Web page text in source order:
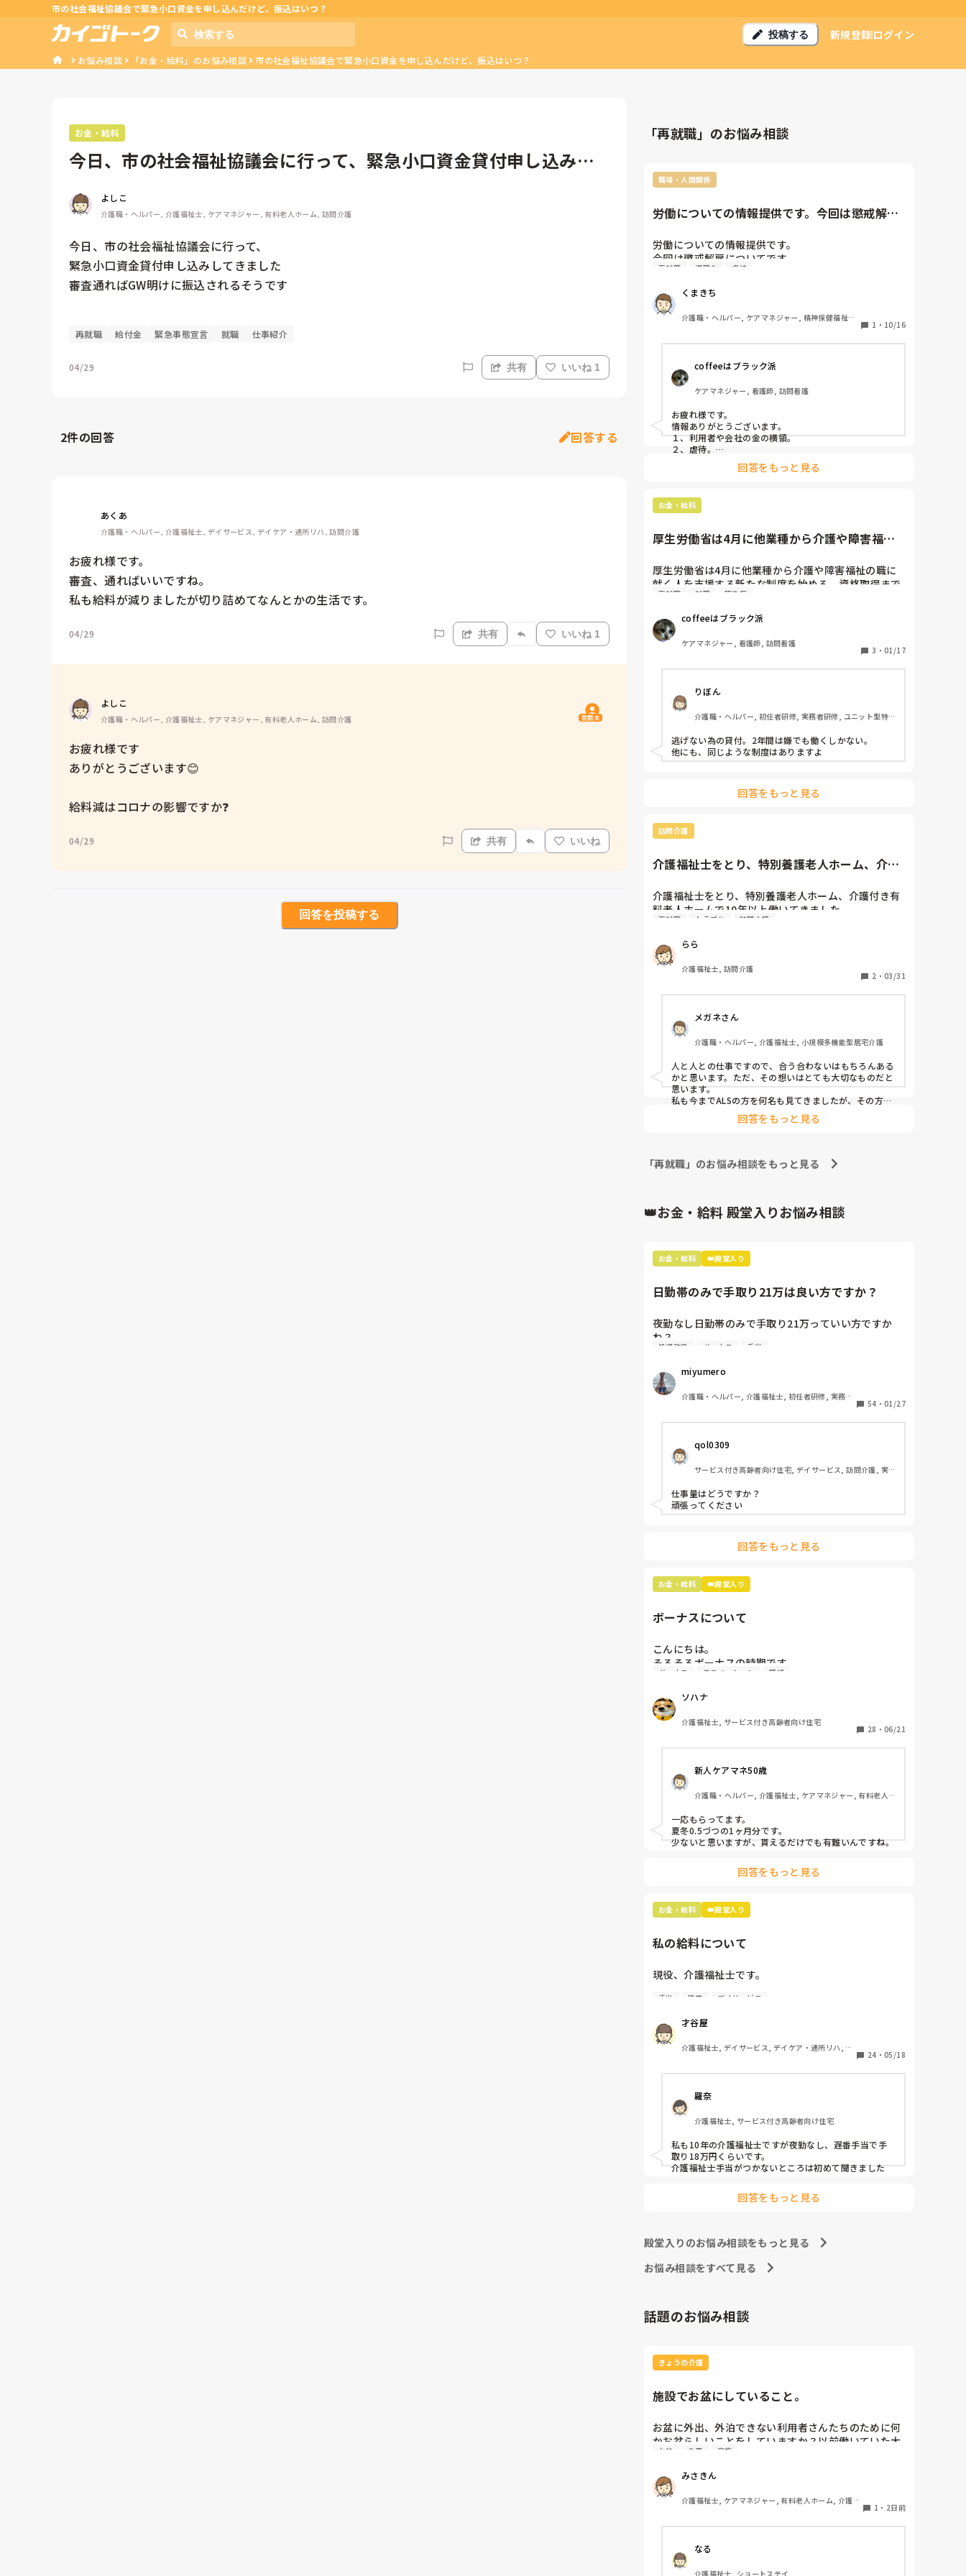
市の社会福祉協議会で緊急小口資金を申し込んだけど、振込はいつ？
投稿する 新規登録ログイン
お悩み相談 「お金・給料」のお悩み相談 市の社会福祉協議会で緊急小口資金を申し込んだけど、振込はいつ？
お金・給料
今日、市の社会福祉協議会に行って、緊急小口資金貸付申し込みし
よしこ
介護職・ヘルパー, 介護福祉士, ケアマネジャー, 有料老人ホーム, 訪問介護
今日、市の社会福祉協議会に行って、
緊急小口資金貸付申し込みしてきました
審査通ればGW明けに振込されるそうです
再就職 給付金 緊急事態宣言 就職 仕事紹介
04/29 共有 いいね 1
2件の回答 回答する
あくあ
介護職・ヘルパー, 介護福祉士, デイサービス, デイケア・通所リハ, 訪問介護
お疲れ様です。
審査、通ればいいですね。
私も給料が減りましたが切り詰めてなんとかの生活です。
04/29 共有 いいね 1
よしこ
介護職・ヘルパー, 介護福祉士, ケアマネジャー, 有料老人ホーム, 訪問介護 質問主
お疲れ様です
ありがとうございます😊
給料減はコロナの影響ですか❓
04/29 共有 いいね
回答を投稿する
「再就職」のお悩み相談
職場・人間関係
労働についての情報提供です。今回は懲戒解雇
労働についての情報提供です。
今回は懲戒解雇についてです。
懲戒解雇になると再就職がかなり
など不利益が大きいので普通解雇より
基準は厳しくなります。
基本は｢労働者の行為が労働関係から即時排除も
やむを得ない｣のが基準です。退職届けを出さないと懲
しく、本人に判断させるという目的もあります。
介護業界で懲戒解雇案件となるのは
１、利用者や会社の金の横領。
２、虐待。
３、プライベートを含む酒酔い運転。
４、犯罪行為をしたこと。
などです。
２の判断は実際に虐待を行っているところを複数の職
員が見た以外は難しく、市町村が虐待と認めた場合か
ります。
懲戒解雇された場合で会社と争いになった場合、
例えば虐待が理由の場合、虐待の事実がないと判断さ
れれば、無効となります。また、普通解雇の場合は｢虐
用者の金を横領していたから解雇は有効だ｣とできま
すが、懲戒解雇の場合は後から解雇事由を追加できま
懲戒解雇処分になってその事実に覚えがなければ、
都道府県労働局か社会保険労務士会の労働相談(市役所
とかでもしていることがあります)に行くことをおすす
事実を理路整然と説明でき、
があるなら法テラスをおすすめします。
社会保険労務士は妥協点を探しますが、弁護士は理論
で白黒つける傾向にあります。皆様が何を求めるの
か、それによって相談相手を探していって下さい。
追伸
労働基準監督署も話は聞いてはくれますが、解雇案件
再就職 退職金 虐待
くまきち
介護職・ヘルパー, ケアマネジャー, 精神保健福祉士,
1 ・ 10/16
coffeeはブラック派
ケアマネジャー, 看護師, 訪問看護
お疲れ様です。
情報ありがとうございます。
１、利用者や会社の金の横領。
２、虐待。
３、プライベートを含む酒酔い運転。
４、犯罪行為をしたこと。 回答をもっと見る
お金・給料
厚生労働省は4月に他業種から介護や障害福祉
厚生労働省は4月に他業種から介護や障害福祉の職に
就く人を支援する新たな制度を始める。資格取得まで
の研修費用や生活資金を国が支給するのに加え、就職
する。介護などの現場は人材確保に苦労しており、新
型コロナウイルス禍で失業した人を中心に2021年度に
最低でも2万2千人の利用を目指す。
けをするのは初めてとなる。全国のハローワークが求
職者に対して、資格取得から就職まで一体となった支
援パッケージを提案する。
他業種からでないといけないんですね😩
貸し出して、期間はつけるから、御礼奉公と同じ感じ
せめて１年くくりにした方が気持ち的に楽そうですけ
再就職 就職 感染症
coffeeはブラック派
ケアマネジャー, 看護師, 訪問看護
3 ・ 01/17
りぼん
介護職・ヘルパー, 初任者研修, 実務者研修, ユニット型特
逃げない為の貸付。2年間は嫌でも働くしかない。
他にも、同じような制度はありますよ
回答をもっと見る
訪問介護
介護福祉士をとり、特別養護老人ホーム、介護
介護福祉士をとり、特別養護老人ホーム、介護付き有
料老人ホームで10年以上働いてきました。
ケアマネージャー をとったものの、結婚と引っ越しも
が好きだったこともあり、視野を広げるために、訪問
介護にも興味を持ち12月に再就職しました。
も良い関係を気づけており、知識や技術も含め、自信
をもっているところがありました。
面接の時に、施設と訪問介護の違いは、利用者様がヘ
ルパーを選ぶ。いくら、頑張ってもダメな時もある
よ。と言われました。
その時も、そんなこと大丈夫と思っていたのですが、
今まさに自信喪失の日々です。
訪問も入っているのですが、幅広い利用者様に困惑の
ALS等の呼吸器をつけており、気切からの吸引や常に
緊張感のあるケアや、文字盤でコミュニケーションを
うのか、中々よい関係が気づけません。
りの日々です。
経験が必要で前向きに頑張っていきたい気持ちと、施
設に戻りたい気持ちが入り混じっています。
皆さんはそんな経験ありますか？
再就職 トラブル 訪問介護
らら
介護福祉士, 訪問介護
2 ・ 03/31
メガネさん
介護職・ヘルパー, 介護福祉士, 小規模多機能型居宅介護
人と人との仕事ですので、合う合わないはもちろんある
かと思います。ただ、その想いはとても大切なものだと
思います。
私も今までALSの方を何名も見てきましたが、その方に
よって症状も違ったりして悩むことはたくさんありまし
族さんと話をしたりなど、試行錯誤をしました。
情けなくなる必要はないと思います。
回答をもっと見る
「再就職」のお悩み相談をもっと見る
👑お金・給料 殿堂入りお悩み相談
お金・給料 👑殿堂入り
日勤帯のみで手取り21万は良い方ですか？
夜勤なし日勤帯のみで手取り21万っていい方ですか
ね？
夜勤は体調面考慮してしてません。
内訳は
基本給 18万
資格手当 3万
住宅手当 1万(持ち家の方も)
交通費です。
ボーナスは去年9月にスタートしたばかりの職場だか
ら、次の夏のボーナスまでわかりません。
夏冬とでるそうです。
はあります😢
ちなみに施設形態は看護小規模多機能型居宅介護で
す！
処遇改善 ボーナス 手当
miyumero
介護職・ヘルパー, 介護福祉士, 初任者研修, 実務者
54 ・ 01/27
qol0309
サービス付き高齢者向け住宅, デイサービス, 訪問介護, 実
仕事量はどうですか？
頑張ってください
回答をもっと見る
お金・給料 👑殿堂入り
ボーナスについて
こんにちは。
そろそろボーナスの時期です。
ボーナスが無い所で働いているのですが、みんなはど
無いところは少ないのでしょうか？
ボーナス モチベーション 職場
ソハナ
介護福祉士, サービス付き高齢者向け住宅
28 ・ 06/21
新人ケアマネ50歳
介護職・ヘルパー, 介護福祉士, ケアマネジャー, 有料老人
一応もらってます。
夏冬0.5づつの1ヶ月分です。
少ないと思いますが、貰えるだけでも有難いんですね。
回答をもっと見る
お金・給料 👑殿堂入り
私の給料について
現役、介護福祉士です。
男性、大卒、介護業界9年目です。
さて、本題です。
基本給は14万円、宿直手当てが3000円で
週1回程度宿直勤務があります。
かなりの薄給だと感じます。
宿直手当てがあってなんとか手取り
10万円いくかいかないかです。
田舎の社会福祉法人ですが
あたりまえの様に前残業・残業手当ては
あまりにも酷いと感じています。
皆さんのご意見を頂ければと思います。
手当 残業 デイサービス
才谷屋
介護福祉士, デイサービス, デイケア・通所リハ, 初
24 ・ 05/18
羅奈
介護福祉士, サービス付き高齢者向け住宅
私も10年の介護福祉士ですが夜勤なし、遅番手当で手
取り18万円くらいです。
介護福祉士手当がつかないところは初めて聞きました
回答をもっと見る
殿堂入りのお悩み相談をもっと見る
お悩み相談をすべて見る
話題のお悩み相談
きょうの介護
施設でお盆にしていること。
お盆に外出、外泊できない利用者さんたちのために何
かお盆らしいことをしていますか？以前働いていた大
きな施設では実際に住職さんを呼びご焼香できるよう
は、食事内容が変わる、家族が面会に来る…などでし
た。お盆まであと少しです。何かしていることがあれ
ばぜひシェアよろしくお願いします。
お盆 食事 家族
みさきん
介護福祉士, ケアマネジャー, 有料老人ホーム, 介護老
1 ・ 2日前
なる
介護福祉士, ショートステイ